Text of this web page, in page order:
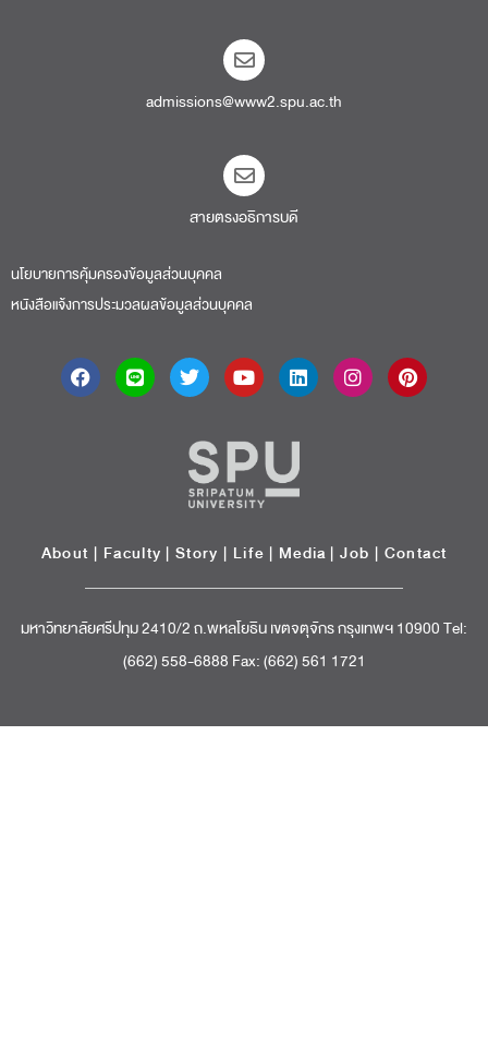
admissions@www2.spu.ac.th
สายตรงอธิการบดี​
นโยบายการคุ้มครองข้อมูลส่วนบุคคล
หนังสือแจ้งการประมวลผลข้อมูลส่วนบุคคล
About | Faculty | Story | Life | Media |Job | Contact
มหาวิทยาลัยศรีปทุม 2410/2 ถ.พหลโยธิน เขตจตุจักร กรุงเทพฯ 10900 Tel:
(662) 558-6888 Fax: (662) 561 1721